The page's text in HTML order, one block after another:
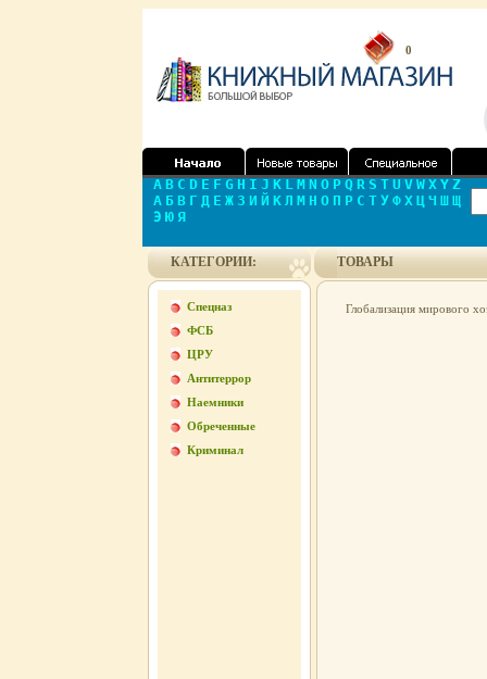
0
A B C D E F G H I J K L M N O P Q R S T U V W X Y Z
А Б В Г Д Е Ж З И Й К Л М Н О П Р С Т У Ф Х Ц Ч Ш Щ
Э Ю Я
КАТЕГОРИИ:
Спецназ
ФСБ
ЦРУ
Антитеррор
Наемники
Обреченные
Криминал
ТОВАРЫ
Глобализация мирового